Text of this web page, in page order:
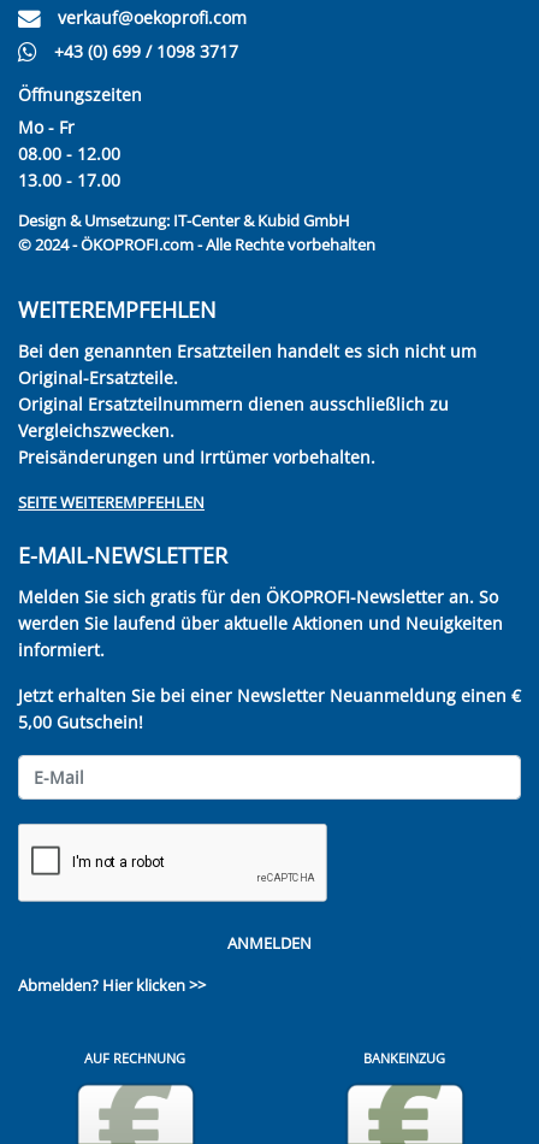
verkauf@oekoprofi.com
+43 (0) 699 / 1098 3717
Öffnungszeiten
Mo - Fr
08.00 - 12.00
13.00 - 17.00
Design & Umsetzung: IT-Center & Kubid GmbH
© 2024 - ÖKOPROFI.com - Alle Rechte vorbehalten
WEITEREMPFEHLEN
Bei den genannten Ersatzteilen handelt es sich nicht um
Original-Ersatzteile.
Original Ersatzteilnummern dienen ausschließlich zu
Vergleichszwecken.
Preisänderungen und Irrtümer vorbehalten.
SEITE WEITEREMPFEHLEN
E-MAIL-NEWSLETTER
Melden Sie sich gratis für den ÖKOPROFI-Newsletter an. So
werden Sie laufend über aktuelle Aktionen und Neuigkeiten
informiert.
Jetzt erhalten Sie bei einer Newsletter Neuanmeldung einen €
5,00 Gutschein!
ANMELDEN
Abmelden? Hier klicken >>
AUF RECHNUNG BANKEINZUG